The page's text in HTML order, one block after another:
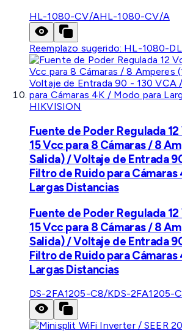
HL-1080-CV/AHL-1080-CV/A
Reemplazo sugerido: HL-1080-
HIKVISION
Fuente de Poder Regulada
15 Vcc para 8 Cámaras / 8
Salida) / Voltaje de Entrada
Filtro de Ruido para Cámaras
Largas Distancias
Fuente de Poder Regulada
15 Vcc para 8 Cámaras / 8
Salida) / Voltaje de Entrada
Filtro de Ruido para Cámaras
Largas Distancias
DS-2FA1205-C8/KDS-2FA1205-